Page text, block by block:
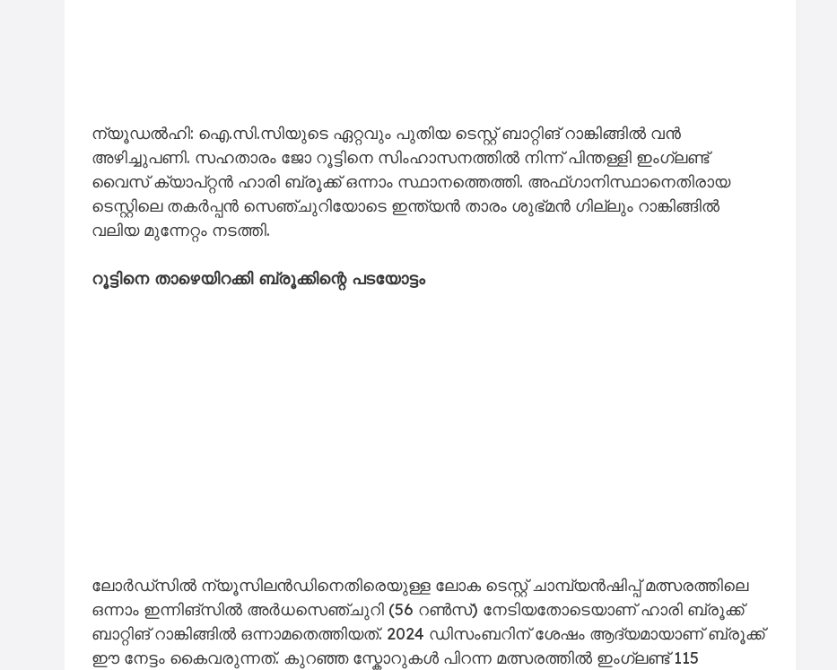
ന്യൂഡൽഹി: ഐ.സി.സിയുടെ ഏറ്റവും പുതിയ ടെസ്റ്റ് ബാറ്റിങ് റാങ്കിങ്ങിൽ വൻ
അഴിച്ചുപണി. സഹതാരം ജോ റൂട്ടിനെ സിംഹാസനത്തിൽ നിന്ന് പിന്തള്ളി ഇംഗ്ലണ്ട്
വൈസ് ക്യാപ്റ്റൻ ഹാരി ബ്രൂക്ക് ഒന്നാം സ്ഥാനത്തെത്തി. അഫ്ഗാനിസ്ഥാനെതിരായ
ടെസ്റ്റിലെ തകർപ്പൻ സെഞ്ചുറിയോടെ ഇന്ത്യൻ താരം ശുഭ്മൻ ഗില്ലും റാങ്കിങ്ങിൽ
വലിയ മുന്നേറ്റം നടത്തി.
റൂട്ടിനെ താഴെയിറക്കി ബ്രൂക്കിന്റെ പടയോട്ടം
ലോർഡ്സിൽ ന്യൂസിലൻഡിനെതിരെയുള്ള ലോക ടെസ്റ്റ് ചാമ്പ്യൻഷിപ്പ് മത്സരത്തിലെ
ഒന്നാം ഇന്നിങ്സിൽ അർധസെഞ്ചുറി (56 റൺസ്) നേടിയതോടെയാണ് ഹാരി ബ്രൂക്ക്
ബാറ്റിങ് റാങ്കിങ്ങിൽ ഒന്നാമതെത്തിയത്. 2024 ഡിസംബറിന് ശേഷം ആദ്യമായാണ് ബ്രൂക്ക്
ഈ നേട്ടം കൈവരുന്നത്. കുറഞ്ഞ സ്കോറുകൾ പിറന്ന മത്സരത്തിൽ ഇംഗ്ലണ്ട് 115